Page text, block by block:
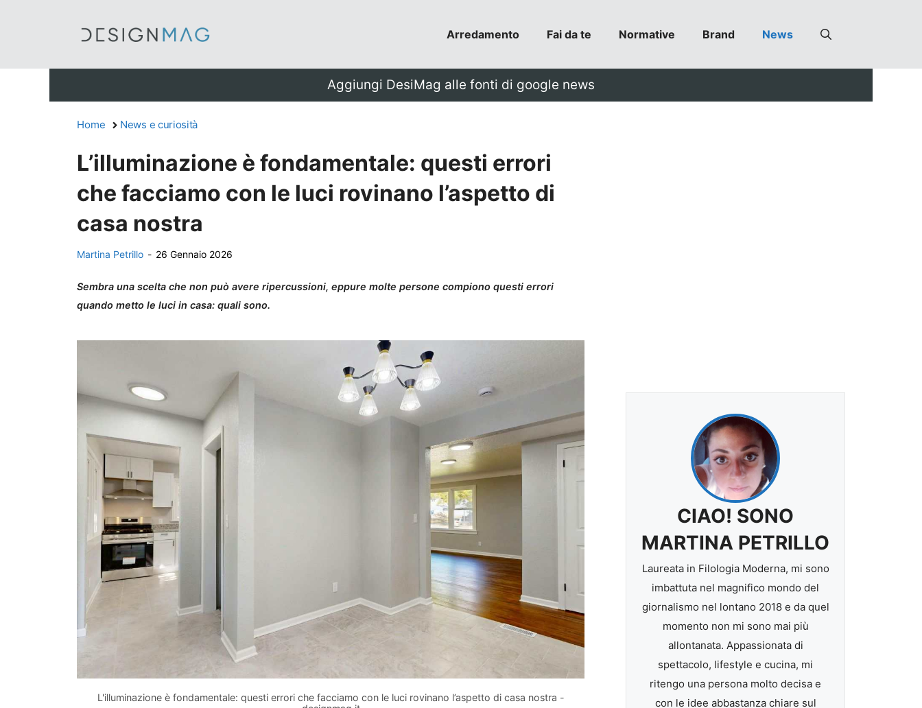
Arredamento Fai da te Normative Brand News
Aggiungi DesiMag alle fonti di google news
Home News e curiosità
L’illuminazione è fondamentale: questi errori
che facciamo con le luci rovinano l’aspetto di
casa nostra
Martina Petrillo - 26 Gennaio 2026
Sembra una scelta che non può avere ripercussioni, eppure molte persone compiono questi errori
quando metto le luci in casa: quali sono.
L'illuminazione è fondamentale: questi errori che facciamo con le luci rovinano l’aspetto di casa nostra -
CIAO! SONO
MARTINA PETRILLO
Laureata in Filologia Moderna, mi sono
imbattuta nel magnifico mondo del
giornalismo nel lontano 2018 e da quel
momento non mi sono mai più
allontanata. Appassionata di
spettacolo, lifestyle e cucina, mi
ritengo una persona molto decisa e
con le idee abbastanza chiare sul